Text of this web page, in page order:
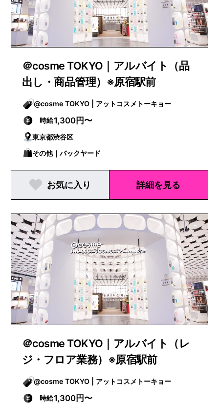
＠cosme TOKYO｜アルバイト（品
出し・商品管理）※原宿駅前
@cosme TOKYO | アットコスメトーキョー
時給1,300円〜
東京都渋谷区
その他｜バックヤード
お気に入り 詳細を見る
＠cosme TOKYO｜アルバイト（レ
ジ・フロア業務）※原宿駅前
@cosme TOKYO | アットコスメトーキョー
時給1,300円〜